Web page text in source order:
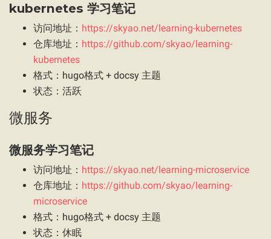
kubernetes 学习笔记
访问地址： https://skyao.net/learning-kubernetes
仓库地址： https://github.com/skyao/learning-
kubernetes
格式：hugo格式 + docsy 主题
状态：活跃
微服务
微服务学习笔记
访问地址： https://skyao.net/learning-microservice
仓库地址： https://github.com/skyao/learning-
microservice
格式：hugo格式 + docsy 主题
状态：休眠